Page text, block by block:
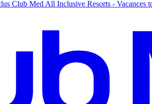
Club Med All Inclusive Resorts - Vacances